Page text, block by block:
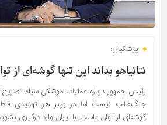
پزشکیان:
نتانیاهو بداند این تنها گوشه‌ای از
رئیس جمهور درباره عملیات موشکی سپاه تصریح
جنگ‌طلب نیست اما در برابر هر تهدیدی
گوشه‌ای از توان ماست. با ایران وارد درگیری